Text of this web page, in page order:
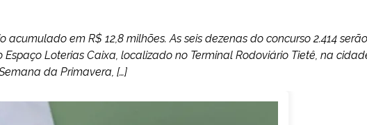
em R$ 12,8 milhões. As seis dezenas do concurso 2.414 serão
Loterias Caixa, localizado no Terminal Rodoviário Tietê, na
da Primavera, […]